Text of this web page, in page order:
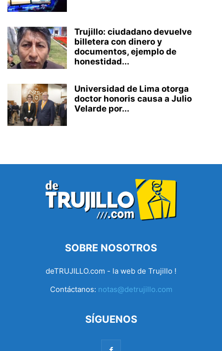
Trujillo: ciudadano devuelve
billetera con dinero y
documentos, ejemplo de
honestidad...
Universidad de Lima otorga
doctor honoris causa a Julio
Velarde por...
SOBRE NOSOTROS
deTRUJILLO.com - la web de Trujillo !
Contáctanos: notas@detrujillo.com
SÍGUENOS